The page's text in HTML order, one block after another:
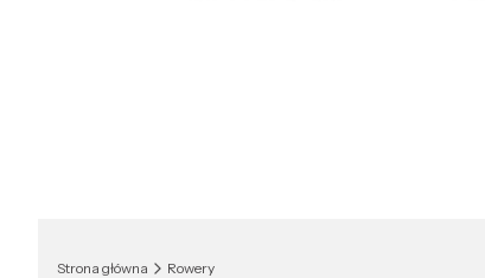
Strona główna Rowery